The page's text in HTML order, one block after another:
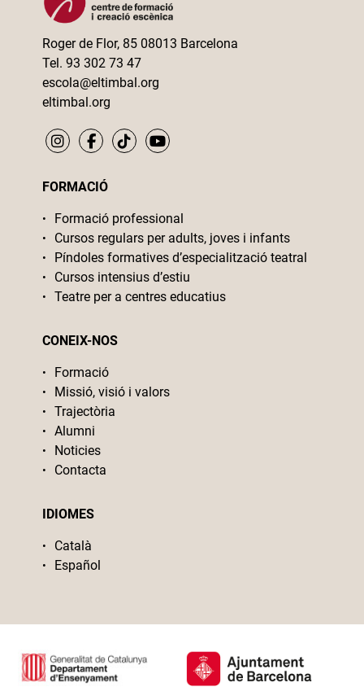
Roger de Flor, 85 08013 Barcelona
Tel. 93 302 73 47
escola@eltimbal.org
eltimbal.org
FORMACIÓ
Formació professional
Cursos regulars per adults, joves i infants
Píndoles formatives d’especialització teatral
Cursos intensius d’estiu
Teatre per a centres educatius
CONEIX-NOS
Formació
Missió, visió i valors
Trajectòria
Alumni
Noticies
Contacta
IDIOMES
Català
Español